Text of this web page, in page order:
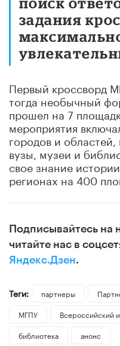
задания
Первый кроссворд
тогда необычный
прошел на 7
мероприятия
городов и
вузы, музеи и
свое знание
регионах на 400
Подписывайтесь на
читайте нас в
Яндекс.Дзен.
Теги: партнеры
МГПУ
Всероссийский
библиотека
анонс